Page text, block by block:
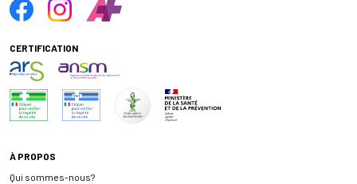
CERTIFICATION
À PROPOS
Qui sommes-nous?